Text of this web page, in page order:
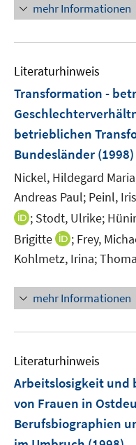
mehr Informationen
Literaturhinweis
Transformation -
betrieblichen
Bundesländer (1998)
Nickel, Hildegard
Andreas Paul; Peinl,
I
n
n
e
u
e
F
n
s
t
e
; Stodt, Ulrike;
Brigitte
I
n
e
u
F
n
s
t
e
; Frey,
Kohlmetz, Irina;
mehr Informationen
Literaturhinweis
Arbeitslosigkeit und
von Frauen in
Berufsbiographien